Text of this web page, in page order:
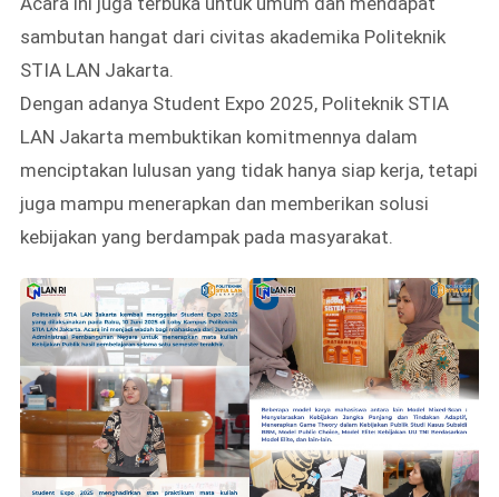
sambutan hangat dari civitas akademika Politeknik
STIA LAN Jakarta.
Dengan adanya Student Expo 2025, Politeknik STIA
LAN Jakarta membuktikan komitmennya dalam
menciptakan lulusan yang tidak hanya siap kerja, tetapi
juga mampu menerapkan dan memberikan solusi
kebijakan yang berdampak pada masyarakat.